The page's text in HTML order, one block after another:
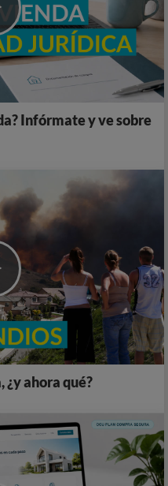
Infórmate y ve sobre
¿y ahora qué?